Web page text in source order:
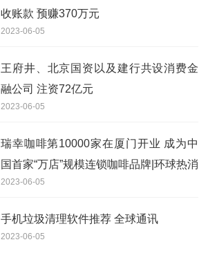
收账款 预赚370万元
2023-06-05
王府井、北京国资以及建行共设消费金
融公司 注资72亿元
2023-06-05
瑞幸咖啡第10000家在厦门开业 成为中
国首家“万店”规模连锁咖啡品牌|环球热消
息
2023-06-05
手机垃圾清理软件推荐 全球通讯
2023-06-05